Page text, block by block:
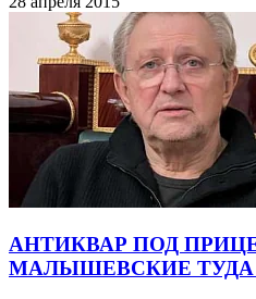
АНТИКВАР ПОД
МАЛЫШЕВСКИЕ